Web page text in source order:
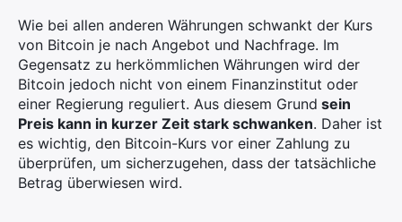
Wie bei allen anderen Währungen schwankt der Kurs
von Bitcoin je nach Angebot und Nachfrage. Im
Gegensatz zu herkömmlichen Währungen wird der
Bitcoin jedoch nicht von einem Finanzinstitut oder
einer Regierung reguliert. Aus diesem Grund sein
Preis kann in kurzer Zeit stark schwanken. Daher ist
es wichtig, den Bitcoin-Kurs vor einer Zahlung zu
überprüfen, um sicherzugehen, dass der tatsächliche
Betrag überwiesen wird.